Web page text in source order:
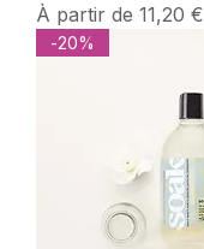
À partir de 11,20 €
Prix promotionnel
-20%